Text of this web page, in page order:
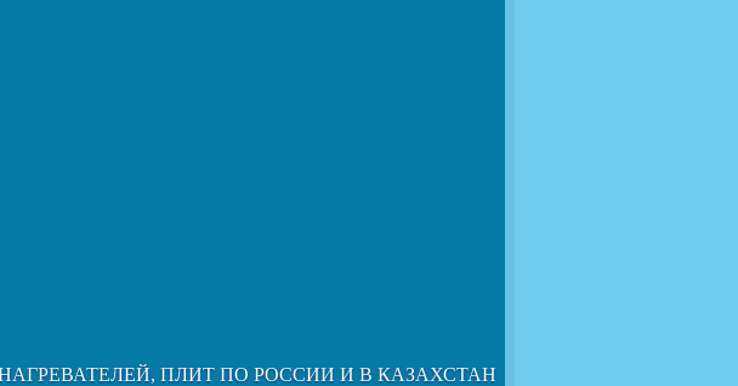
ПЛИТ ПО РОССИИ И В КАЗАХСТАН